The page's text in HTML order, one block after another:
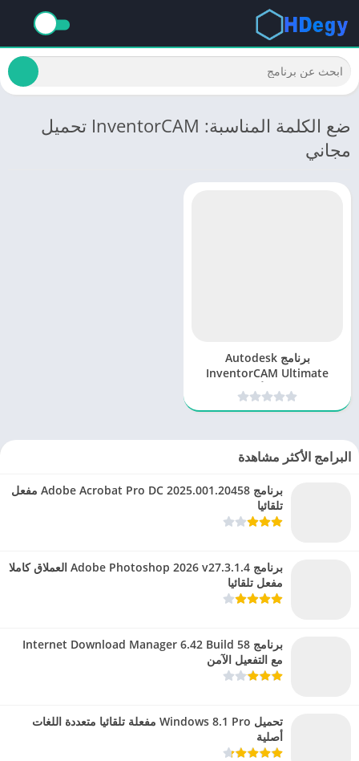
ضع الكلمة المناسبة: InventorCAM تحميل
مجاني
برنامج Autodesk
InventorCAM Ultimate
2025: الحل الأمثل لتصميم
وتصنيع الأجزاء الميكانيكية
البرامج الأكثر مشاهدة
برنامج Adobe Acrobat Pro DC 2025.001.20458 مفعل
تلقائيا
برنامج Adobe Photoshop 2026 v27.3.1.4 العملاق كاملا
مفعل تلقائيا
برنامج Internet Download Manager 6.42 Build 58
مع التفعيل الآمن
تحميل Windows 8.1 Pro مفعلة تلقائيا متعددة اللغات
أصلية